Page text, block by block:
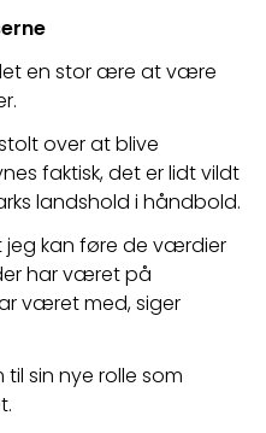
en stor ære at være
over at blive
faktisk, det er lidt vildt
landshold i håndbold.
kan føre de værdier
har været på
været med, siger
til sin nye rolle som